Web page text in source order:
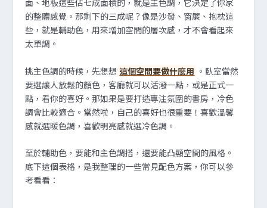
面、地板這些佔七成面積的，就是主色調，它決定了你家
的整體感覺。那剩下的三成呢？像是沙發、窗簾、抱枕這
些，就是輔助色，用來增加空間的層次感，才不會看起來
太單調。
挑主色調的時候，先想想 這個空間要做什麼用 。臥室當然
要選讓人放鬆的顏色，客廳就可以活潑一點，或是正式一
點，看你的喜好。那如果是要打造專注氛圍的書房，冷色
調會比較適合。當然啦，自己的喜好也很重要！喜歡溫馨
感就選暖色調，喜歡明亮感就選冷色調。
至於輔助色，要能和主色調搭，還要能凸顯空間的風格。
底下這個表格，是我整理的一些常見配色方案，你可以參
考看看：